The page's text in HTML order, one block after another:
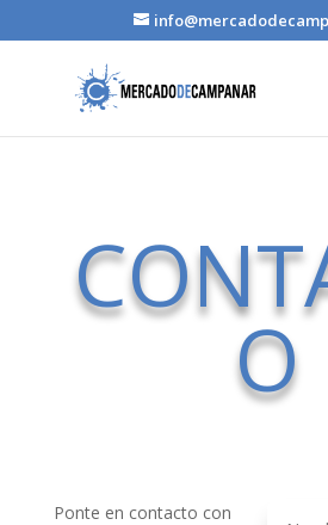
O
Ponte en contacto con